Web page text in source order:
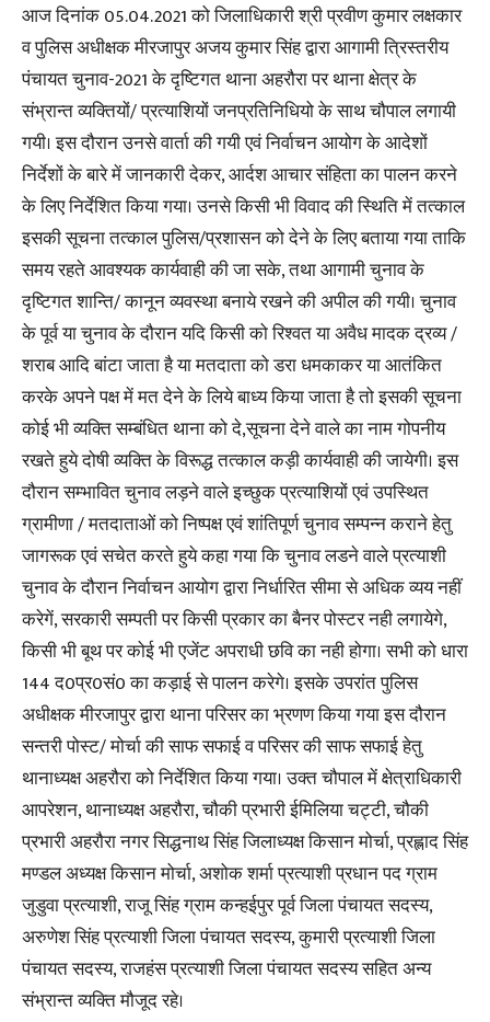
आज दिनांक 05.04.2021 को जिलाधिकारी श्री प्रवीण कुमार लक्षकार
व पुलिस अधीक्षक मीरजापुर अजय कुमार सिंह द्वारा आगामी त्रिस्तरीय
पंचायत चुनाव-2021 के दृष्टिगत थाना अहरौरा पर थाना क्षेत्र के
संभ्रान्त व्यक्तियों/ प्रत्याशियों जनप्रतिनिधियो के साथ चौपाल लगायी
गयी। इस दौरान उनसे वार्ता की गयी एवं निर्वाचन आयोग के आदेशों
निर्देशों के बारे में जानकारी देकर, आर्दश आचार संहिता का पालन करने
के लिए निर्देशित किया गया। उनसे किसी भी विवाद की स्थिति में तत्काल
इसकी सूचना तत्काल पुलिस/प्रशासन को देने के लिए बताया गया ताकि
समय रहते आवश्यक कार्यवाही की जा सके, तथा आगामी चुनाव के
दृष्टिगत शान्ति/ कानून व्यवस्था बनाये रखने की अपील की गयी। चुनाव
के पूर्व या चुनाव के दौरान यदि किसी को रिश्वत या अवैध मादक द्रव्य /
शराब आदि बांटा जाता है या मतदाता को डरा धमकाकर या आतंकित
करके अपने पक्ष में मत देने के लिये बाध्य किया जाता है तो इसकी सूचना
कोई भी व्यक्ति सम्बंधित थाना को दे,सूचना देने वाले का नाम गोपनीय
रखते हुये दोषी व्यक्ति के विरूद्ध तत्काल कड़ी कार्यवाही की जायेगी। इस
दौरान सम्भावित चुनाव लड़ने वाले इच्छुक प्रत्याशियों एवं उपस्थित
ग्रामीणा / मतदाताओं को निष्पक्ष एवं शांतिपूर्ण चुनाव सम्पन्न कराने हेतु
जागरूक एवं सचेत करते हुये कहा गया कि चुनाव लडने वाले प्रत्याशी
चुनाव के दौरान निर्वाचन आयोग द्वारा निर्धारित सीमा से अधिक व्यय नहीं
करेगें, सरकारी सम्पती पर किसी प्रकार का बैनर पोस्टर नही लगायेगे,
किसी भी बूथ पर कोई भी एजेंट अपराधी छवि का नही होगा। सभी को धारा
144 द0प्र0सं0 का कड़ाई से पालन करेगे। इसके उपरांत पुलिस
अधीक्षक मीरजापुर द्वारा थाना परिसर का भ्रणण किया गया इस दौरान
सन्तरी पोस्ट/ मोर्चा की साफ सफाई व परिसर की साफ सफाई हेतु
थानाध्यक्ष अहरौरा को निर्देशित किया गया। उक्त चौपाल में क्षेत्राधिकारी
आपरेशन, थानाध्यक्ष अहरौरा, चौकी प्रभारी ईमिलिया चट्टी, चौकी
प्रभारी अहरौरा नगर सिद्धनाथ सिंह जिलाध्यक्ष किसान मोर्चा, प्रह्लाद सिंह
मण्डल अध्यक्ष किसान मोर्चा, अशोक शर्मा प्रत्याशी प्रधान पद ग्राम
जुडुवा प्रत्याशी, राजू सिंह ग्राम कन्हईपुर पूर्व जिला पंचायत सदस्य,
अरुणेश सिंह प्रत्याशी जिला पंचायत सदस्य, कुमारी प्रत्याशी जिला
पंचायत सदस्य, राजहंस प्रत्याशी जिला पंचायत सदस्य सहित अन्य
संभ्रान्त व्यक्ति मौजूद रहे।